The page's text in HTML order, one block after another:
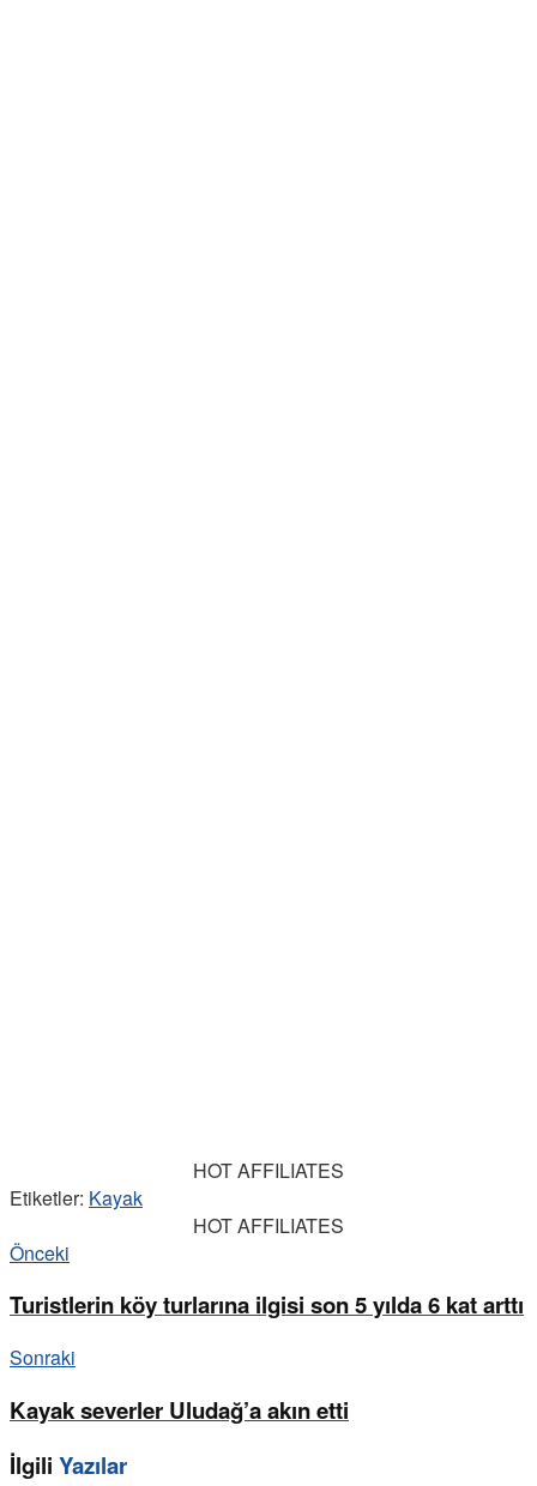
HOT AFFILIATES
Etiketler: Kayak
HOT AFFILIATES
Önceki
Turistlerin köy turlarına ilgisi son 5 yılda 6 kat arttı
Sonraki
Kayak severler Uludağ’a akın etti
İlgili Yazılar